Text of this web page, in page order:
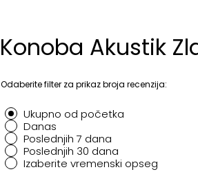
Konoba Akustik
Odaberite filter za prikaz broja recenzija:
Ukupno od početka
Danas
Poslednjih 7 dana
Poslednjih 30 dana
Izaberite vremenski opseg